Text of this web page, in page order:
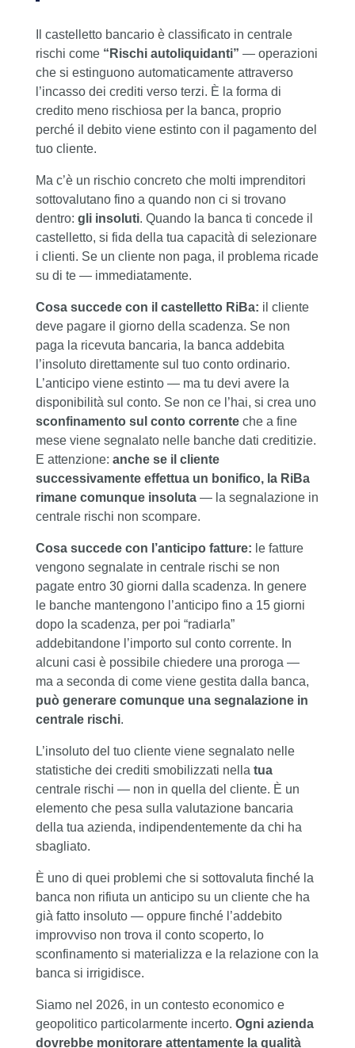
Il castelletto bancario è classificato in centrale
rischi come “Rischi autoliquidanti” — operazioni
che si estinguono automaticamente attraverso
l’incasso dei crediti verso terzi. È la forma di
credito meno rischiosa per la banca, proprio
perché il debito viene estinto con il pagamento del
tuo cliente.
Ma c’è un rischio concreto che molti imprenditori
sottovalutano fino a quando non ci si trovano
dentro: gli insoluti. Quando la banca ti concede il
castelletto, si fida della tua capacità di selezionare
i clienti. Se un cliente non paga, il problema ricade
su di te — immediatamente.
Cosa succede con il castelletto RiBa: il cliente
deve pagare il giorno della scadenza. Se non
paga la ricevuta bancaria, la banca addebita
l’insoluto direttamente sul tuo conto ordinario.
L’anticipo viene estinto — ma tu devi avere la
disponibilità sul conto. Se non ce l’hai, si crea uno
sconfinamento sul conto correnteche a fine
mese viene segnalato nelle banche dati creditizie.
E attenzione: anche se il cliente
successivamente effettua un bonifico, la RiBa
rimane comunque insoluta— la segnalazione in
centrale rischi non scompare.
Cosa succede con l’anticipo fatture: le fatture
vengono segnalate in centrale rischi se non
pagate entro 30 giorni dalla scadenza. In genere
le banche mantengono l’anticipo fino a 15 giorni
dopo la scadenza, per poi “radiarla”
addebitandone l’importo sul conto corrente. In
alcuni casi è possibile chiedere una proroga —
ma a seconda di come viene gestita dalla banca,
può generare comunque una segnalazione in
centrale rischi.
L’insoluto del tuo cliente viene segnalato nelle
statistiche dei crediti smobilizzati nella tua
centrale rischi — non in quella del cliente. È un
elemento che pesa sulla valutazione bancaria
della tua azienda, indipendentemente da chi ha
sbagliato.
È uno di quei problemi che si sottovaluta finché la
banca non rifiuta un anticipo su un cliente che ha
già fatto insoluto — oppure finché l’addebito
improvviso non trova il conto scoperto, lo
sconfinamento si materializza e la relazione con la
banca si irrigidisce.
Siamo nel 2026, in un contesto economico e
geopolitico particolarmente incerto. Ogni azienda
dovrebbe monitorare attentamente la qualità